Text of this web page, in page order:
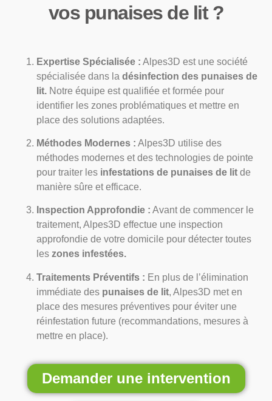
vos punaises de lit ?
Expertise Spécialisée : Alpes3D est une société
spécialisée dans la désinfection des punaises de
lit. Notre équipe est qualifiée et formée pour
identifier les zones problématiques et mettre en
place des solutions adaptées.
Méthodes Modernes : Alpes3D utilise des
méthodes modernes et des technologies de pointe
pour traiter les infestations de punaises de lit de
manière sûre et efficace.
Inspection Approfondie : Avant de commencer le
traitement, Alpes3D effectue une inspection
approfondie de votre domicile pour détecter toutes
les zones infestées.
Traitements Préventifs : En plus de l’élimination
immédiate des punaises de lit, Alpes3D met en
place des mesures préventives pour éviter une
réinfestation future (recommandations, mesures à
mettre en place).
Demander une intervention